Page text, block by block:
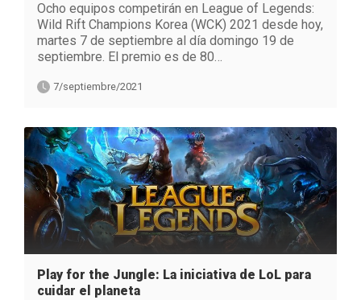
Ocho equipos competirán en League of Legends:
Wild Rift Champions Korea (WCK) 2021 desde hoy,
martes 7 de septiembre al día domingo 19 de
septiembre. El premio es de 80…
7/septiembre/2021
Play for the Jungle: La iniciativa de LoL para
cuidar el planeta